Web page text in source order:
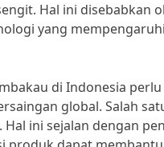
Hal ini disebabkan
yang
di Indonesia
global. Salah
ini sejalan dengan